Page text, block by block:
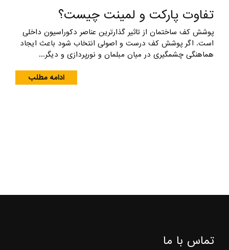
تفاوت پارکت و لمینت چیست؟
پوشش کف ساختمان از تاثیر گذارترین عناصر دکوراسیون داخلی
است. اگر پوشش کف درست و اصولی انتخاب شود باعث ایجاد
هماهنگی چشمگیری در میان مبلمان و نورپردازی و دیگر...
ادامه مطلب
تماس با ما